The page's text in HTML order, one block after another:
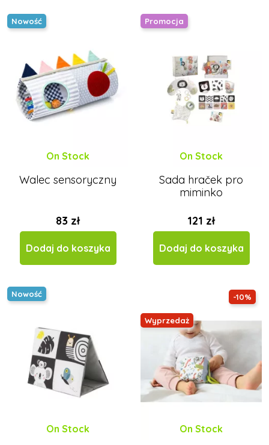
Nowość
On Stock
Walec sensoryczny
83 zł
Dodaj do koszyka
Promocja
On Stock
Sada hraček pro
miminko
121 zł
Dodaj do koszyka
Nowość
On Stock
-10%
Wyprzedaż
On Stock